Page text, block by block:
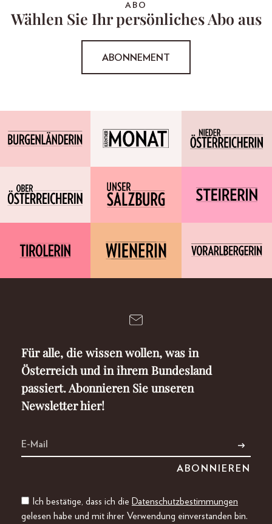
ABO
Wählen Sie Ihr persönliches Abo aus
ABONNEMENT
Für alle, die wissen wollen, was in
Österreich und in ihrem Bundesland
passiert. Abonnieren Sie unseren
Newsletter hier!
Ich bestätige, dass ich die Datenschutzbestimmungen
gelesen habe und mit ihrer Verwendung einverstanden bin.